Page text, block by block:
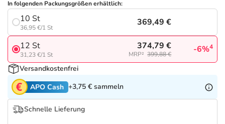
Tierapotheke
Vitamine & Mineralstoffe
Marken
Salus Deals
In folgenden Packungsgrößen erhältlich:
10 St
36,95 €/1 St
369,49 €
12 St
31,23 €/1 St
374,79 €
MRP² 399,88 € -6%4
Versandkostenfrei
APO Cash +3,75 € sammeln
Schnelle Lieferung